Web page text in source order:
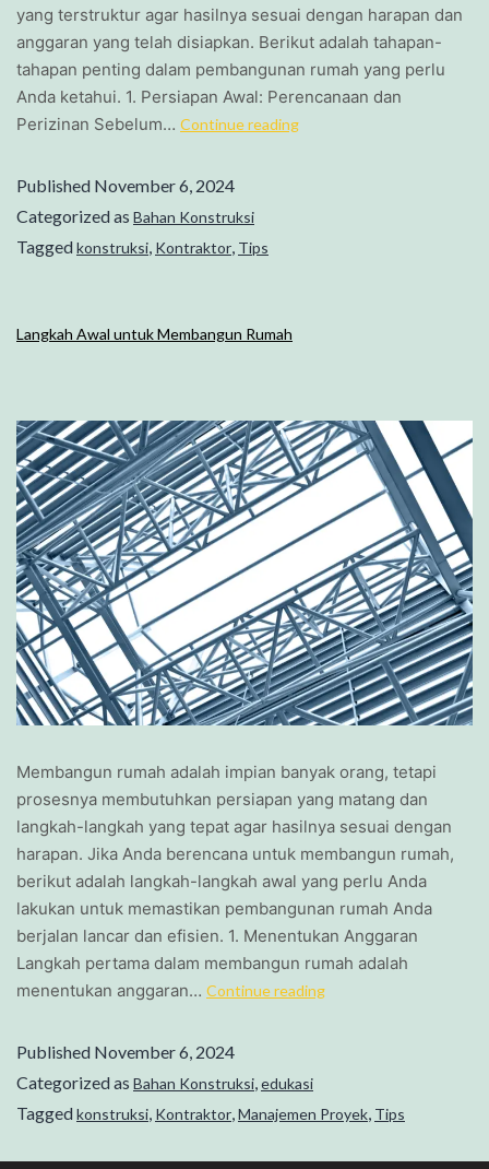
yang terstruktur agar hasilnya sesuai dengan harapan dan
anggaran yang telah disiapkan. Berikut adalah tahapan-
tahapan penting dalam pembangunan rumah yang perlu
Anda ketahui. 1. Persiapan Awal: Perencanaan dan
Perizinan Sebelum… Continue reading
Published November 6, 2024
Categorized as Bahan Konstruksi
Taggedkonstruksi, Kontraktor, Tips
Langkah Awal untuk Membangun Rumah
Membangun rumah adalah impian banyak orang, tetapi
prosesnya membutuhkan persiapan yang matang dan
langkah-langkah yang tepat agar hasilnya sesuai dengan
harapan. Jika Anda berencana untuk membangun rumah,
berikut adalah langkah-langkah awal yang perlu Anda
lakukan untuk memastikan pembangunan rumah Anda
berjalan lancar dan efisien. 1. Menentukan Anggaran
Langkah pertama dalam membangun rumah adalah
menentukan anggaran… Continue reading
Published November 6, 2024
Categorized as Bahan Konstruksi,edukasi
Taggedkonstruksi, Kontraktor,Manajemen Proyek, Tips